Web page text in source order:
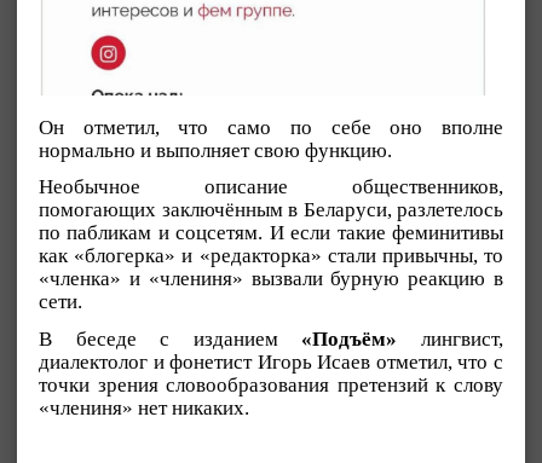
Он отметил, что само по себе оно вполне
нормально и выполняет свою функцию.
Необычное описание общественников,
помогающих заключённым в Беларуси, разлетелось
по пабликам и соцсетям. И если такие феминитивы
как «блогерка» и «редакторка» стали привычны, то
«членка» и «члениня» вызвали бурную реакцию в
сети.
В беседе с изданием «Подъём» лингвист,
диалектолог и фонетист Игорь Исаев отметил, что с
точки зрения словообразования претензий к слову
«члениня» нет никаких.